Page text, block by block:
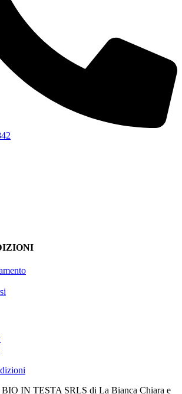
IN TESTA SRLS di La Bianca Chiara e